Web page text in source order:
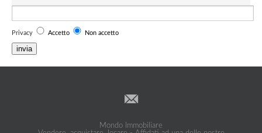
Privacy Accetto Non accetto
invia
Mondo Immobiliare